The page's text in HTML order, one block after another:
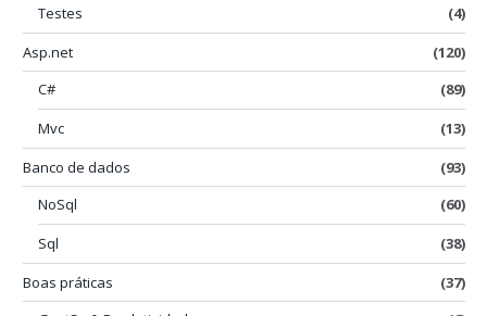
Testes
(4)
Asp.net
(120)
C#
(89)
Mvc
(13)
Banco de dados
(93)
NoSql
(60)
Sql
(38)
Boas práticas
(37)